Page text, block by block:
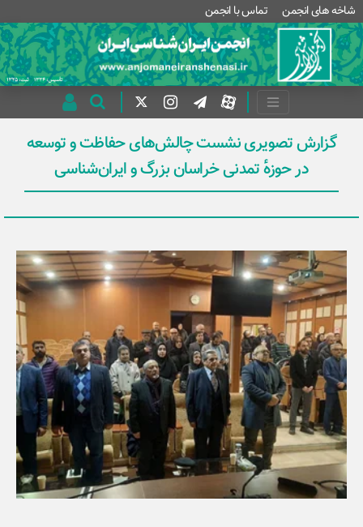
شاخه های انجمن تماس با انجمن
گزارش تصویری نشست چالش‌های حفاظت و توسعه
در حوزهٔ تمدنی خراسان بزرگ و ایران‌شناسی